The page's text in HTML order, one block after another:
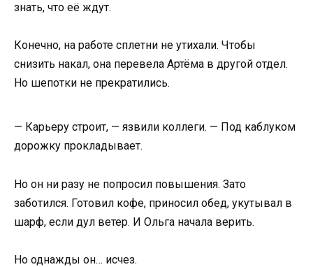
знать, что её ждут.
Конечно, на работе сплетни не утихали. Чтобы
снизить накал, она перевела Артёма в другой отдел.
Но шепотки не прекратились.
— Карьеру строит, — язвили коллеги. — Под каблуком
дорожку прокладывает.
Но он ни разу не попросил повышения. Зато
заботился. Готовил кофе, приносил обед, укутывал в
шарф, если дул ветер. И Ольга начала верить.
Но однажды он… исчез.